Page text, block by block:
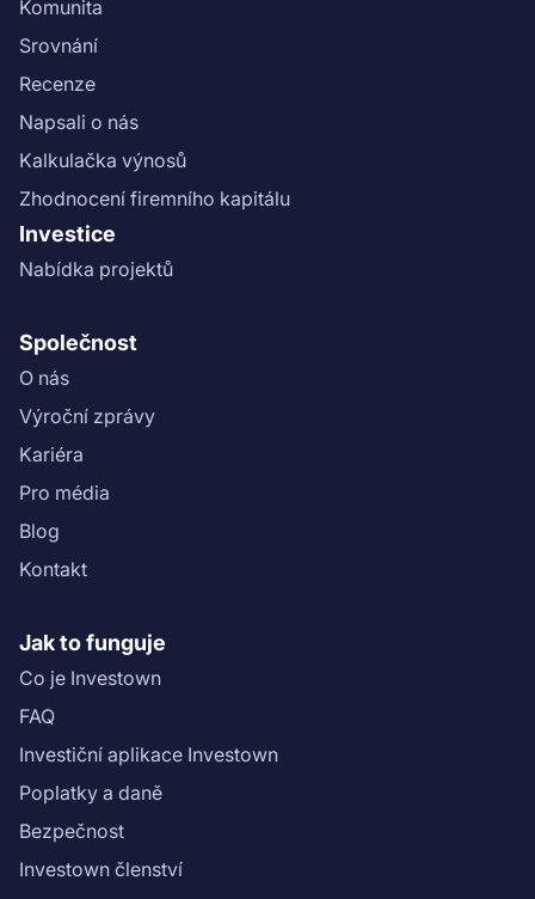
etapa"}}
Komunita
Srovnání
Recenze
Napsali o nás
Kalkulačka výnosů
Zhodnocení firemního kapitálu
Investice
Nabídka projektů
Společnost
O nás
Výroční zprávy
Kariéra
Pro média
Blog
Kontakt
Jak to funguje
Co je Investown
FAQ
Investiční aplikace Investown
Poplatky a daně
Bezpečnost
Investown členství